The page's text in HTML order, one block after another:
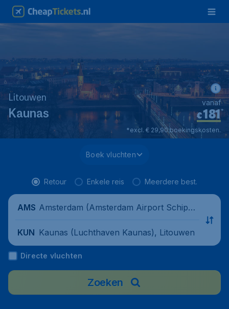
Litouwen
Kaunas €181*
vanaf
*excl. € 29,90 boekingskosten.
Boek vluchten
Retour Enkele reis Meerdere best.
AMS Amsterdam (Amsterdam Airport Schipho
KUN Kaunas (Luchthaven Kaunas), Litouwen
Directe vluchten
Zoeken